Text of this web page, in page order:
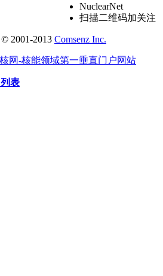
NuclearNet
扫描二维码加关注
2001-2013 Comsenz Inc.
网-核能领域第一垂直门户网站
表